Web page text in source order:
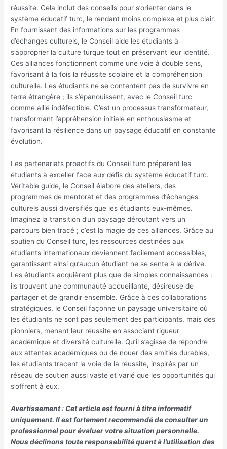
réussite. Cela inclut des conseils pour s’orienter dans le
système éducatif turc, le rendant moins complexe et plus clair.
En fournissant des informations sur les programmes
d’échanges culturels, le Conseil aide les étudiants à
s’approprier la culture turque tout en préservant leur identité.
Ces alliances fonctionnent comme une voie à double sens,
favorisant à la fois la réussite scolaire et la compréhension
culturelle. Les étudiants ne se contentent pas de survivre en
terre étrangère ; ils s’épanouissent, avec le Conseil turc
comme allié indéfectible. C’est un processus transformateur,
transformant l’appréhension initiale en enthousiasme et
favorisant la résilience dans un paysage éducatif en constante
évolution.
Les partenariats proactifs du Conseil turc préparent les
étudiants à exceller face aux défis du système éducatif turc.
Véritable guide, le Conseil élabore des ateliers, des
programmes de mentorat et des programmes d’échanges
culturels aussi diversifiés que les étudiants eux-mêmes.
Imaginez la transition d’un paysage déroutant vers un
parcours bien tracé ; c’est la magie de ces alliances. Grâce au
soutien du Conseil turc, les ressources destinées aux
étudiants internationaux deviennent facilement accessibles,
garantissant ainsi qu’aucun étudiant ne se sente à la dérive.
Les étudiants acquièrent plus que de simples connaissances :
ils trouvent une communauté accueillante, désireuse de
partager et de grandir ensemble. Grâce à ces collaborations
stratégiques, le Conseil façonne un paysage universitaire où
les étudiants ne sont pas seulement des participants, mais des
pionniers, menant leur réussite en associant rigueur
académique et diversité culturelle. Qu’il s’agisse de répondre
aux attentes académiques ou de nouer des amitiés durables,
les étudiants tracent la voie de la réussite, inspirés par un
réseau de soutien aussi vaste et varié que les opportunités qui
s’offrent à eux.
Avertissement : Cet article est fourni à titre informatif
uniquement. Il est fortement recommandé de consulter un
professionnel pour évaluer votre situation personnelle.
Nous déclinons toute responsabilité quant à l’utilisation des